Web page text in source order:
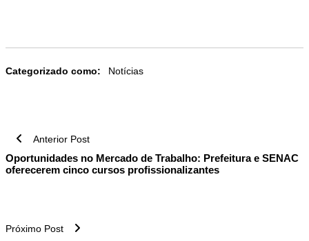
Categorizado como: Notícias
Navegação
de
Post
Anterior Post
Oportunidades no Mercado de Trabalho: Prefeitura e SENAC
oferecerem cinco cursos profissionalizantes
Próximo Post